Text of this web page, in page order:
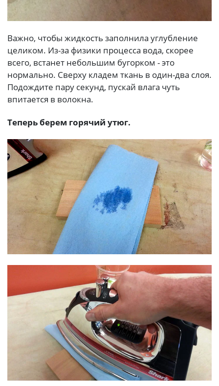
Важно, чтобы жидкость заполнила углубление
целиком. Из-за физики процесса вода, скорее
всего, встанет небольшим бугорком - это
нормально. Сверху кладем ткань в один-два слоя.
Подождите пару секунд, пускай влага чуть
впитается в волокна.
Теперь берем горячий утюг.